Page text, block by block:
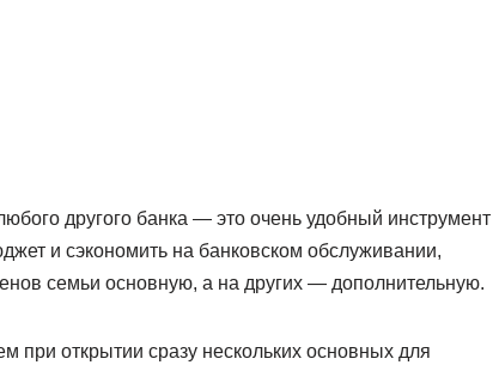
другого банка — это очень удобный инструмент
и сэкономить на банковском обслуживании,
семьи основную, а на других — дополнительную.
при открытии сразу нескольких основных для